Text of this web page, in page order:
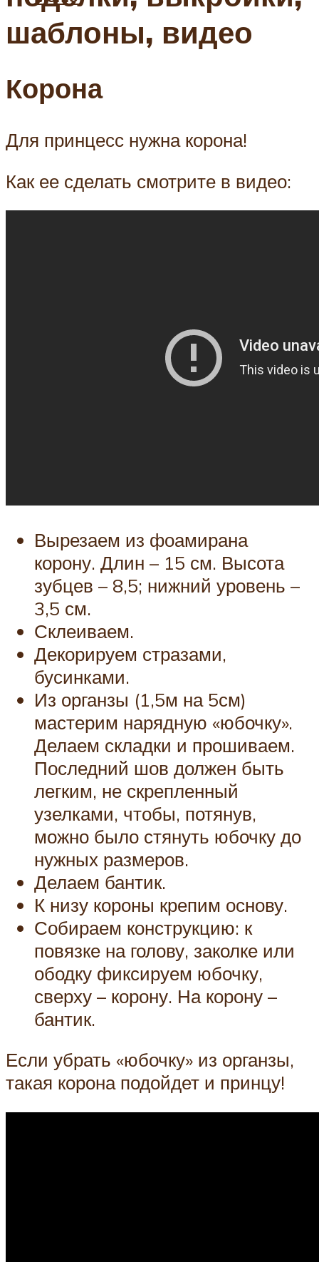
шаблоны, видео
Корона
Для принцесс нужна корона!
Как ее сделать смотрите в видео:
Вырезаем из фоамирана
корону. Длин – 15 см. Высота
зубцев – 8,5; нижний уровень –
3,5 см.
Склеиваем.
Декорируем стразами,
бусинками.
Из органзы (1,5м на 5см)
мастерим нарядную «юбочку».
Делаем складки и прошиваем.
Последний шов должен быть
легким, не скрепленный
узелками, чтобы, потянув,
можно было стянуть юбочку до
нужных размеров.
Делаем бантик.
К низу короны крепим основу.
Собираем конструкцию: к
повязке на голову, заколке или
ободку фиксируем юбочку,
сверху – корону. На корону –
бантик.
Если убрать «юбочку» из органзы,
такая корона подойдет и принцу!